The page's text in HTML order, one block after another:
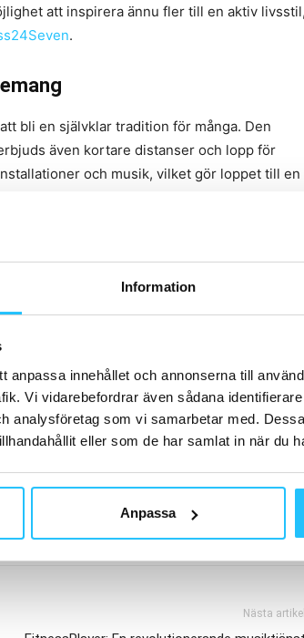
Information
anpassa innehållet och annonserna till
Vi vidarebefordrar även sådana
analysföretag som vi samarbetar med.
eller som de har samlat in när du
Anpassa
att inspirera ännu fler till en aktiv livsstil,
.
bli en självklar tradition för många. Den
även kortare distanser och lopp för
och musik, vilket gör loppet till en
med Fitness24Seven, och ser fram emot att
och rörelse, både inne på gymmet och ute i
på Midnattsloppet.
Midnattsloppet
Nästa artikel